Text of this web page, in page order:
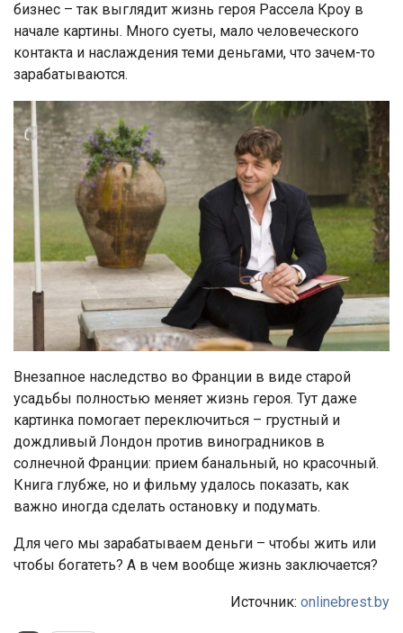
бизнес – так выглядит жизнь героя Рассела Кроу в
начале картины. Много суеты, мало человеческого
контакта и наслаждения теми деньгами, что зачем-то
зарабатываются.
Внезапное наследство во Франции в виде старой
усадьбы полностью меняет жизнь героя. Тут даже
картинка помогает переключиться – грустный и
дождливый Лондон против виноградников в
солнечной Франции: прием банальный, но красочный.
Книга глубже, но и фильму удалось показать, как
важно иногда сделать остановку и подумать.
Для чего мы зарабатываем деньги – чтобы жить или
чтобы богатеть? А в чем вообще жизнь заключается?
Источник: onlinebrest.by